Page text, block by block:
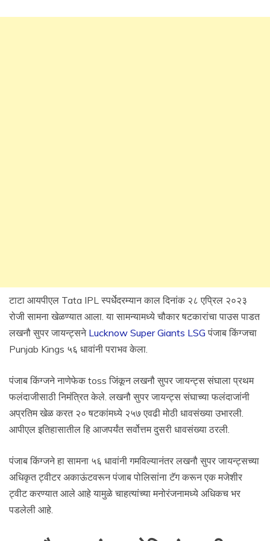
टाटा आयपीएल Tata IPL स्पर्धेदरम्यान काल दिनांक २८ एप्रिल २०२३
रोजी सामना खेळण्यात आला. या सामन्यामध्ये चौकार षटकारांचा पाउस पाडत
लखनौ सुपर जायन्ट्सने Lucknow Super Giants LSG पंजाब किंग्जचा
Punjab Kings ५६ धावांनी पराभव केला.
पंजाब किंग्जने नाणेफेक toss जिंकून लखनौ सुपर जायन्ट्स संघाला प्रथम
फलंदाजीसाठी निमंत्रित केले. लखनौ सुपर जायन्ट्स संघाच्या फलंदाजांनी
अप्रतिम खेळ करत २० षटकांमध्ये २५७ एवढी मोठी धावसंख्या उभारली.
आपीएल इतिहासातील हि आजपर्यंत सर्वोत्तम दुसरी धावसंख्या ठरली.
पंजाब किंग्जने हा सामना ५६ धावांनी गमविल्यानंतर लखनौ सुपर जायन्ट्सच्या
अधिकृत ट्वीटर अकाऊंटवरून पंजाब पोलिसांना टॅग करून एक मजेशीर
ट्वीट करण्यात आले आहे यामुळे चाहत्यांच्या मनोरंजनामध्ये अधिकच भर
पडलेली आहे.